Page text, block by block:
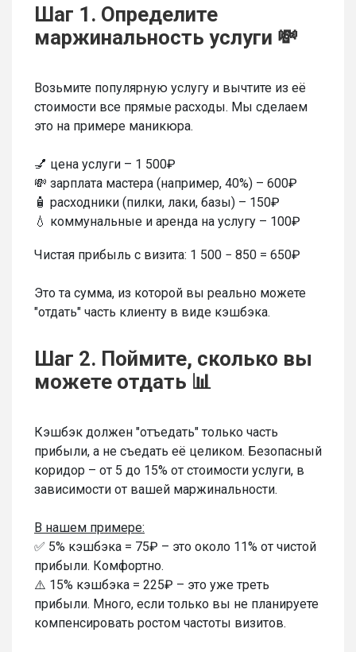
Шаг 1. Определите
маржинальность услуги 💸
Возьмите популярную услугу и вычтите из её
стоимости все прямые расходы. Мы сделаем
это на примере маникюра.
💅 цена услуги – 1 500₽
💸 зарплата мастера (например, 40%) – 600₽
🧴 расходники (пилки, лаки, базы) – 150₽
💧 коммунальные и аренда на услугу – 100₽
Чистая прибыль с визита: 1 500 − 850 = 650₽
Это та сумма, из которой вы реально можете
"отдать" часть клиенту в виде кэшбэка.
Шаг 2. Поймите, сколько вы
можете отдать 📊
Кэшбэк должен "отъедать" только часть
прибыли, а не съедать её целиком. Безопасный
коридор – от 5 до 15% от стоимости услуги, в
зависимости от вашей маржинальности.
В нашем примере:
✅ 5% кэшбэка = 75₽ – это около 11% от чистой
прибыли. Комфортно.
⚠️ 15% кэшбэка = 225₽ – это уже треть
прибыли. Много, если только вы не планируете
компенсировать ростом частоты визитов.